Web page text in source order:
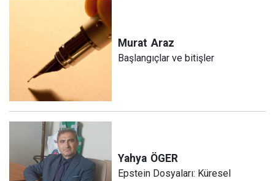
Murat Araz
Başlangıçlar ve bitişler
Yahya ÖGER
Epstein Dosyaları: Küresel